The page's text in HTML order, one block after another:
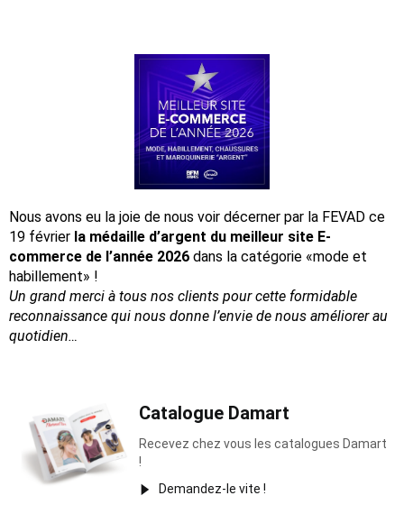
Nous avons eu la joie de nous voir décerner par la FEVAD ce
19 février la médaille d’argent du meilleur site E-
commerce de l’année 2026 dans la catégorie «mode et
habillement» !
Un grand merci à tous nos clients pour cette formidable
reconnaissance qui nous donne l’envie de nous améliorer au
quotidien…
Catalogue Damart
Recevez chez vous les catalogues Damart
!
Demandez-le vite !